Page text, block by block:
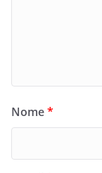
Nome*